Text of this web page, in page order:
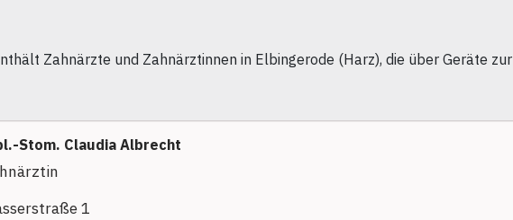
Zahnärzte und Zahnärztinnen in Elbingerode (Harz), die über Geräte zur
Stom. Claudia Albrecht
1